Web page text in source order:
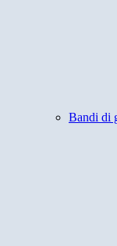
Bandi di